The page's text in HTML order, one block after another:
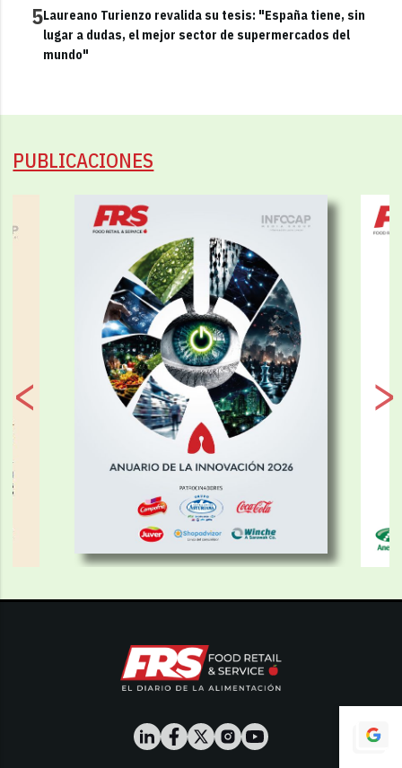
5Laureano Turienzo revalida su tesis: "España tiene, sin
lugar a dudas, el mejor sector de supermercados del
mundo"
PUBLICACIONES